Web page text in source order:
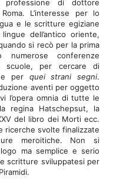
professione di dottore
L’interesse per lo
e le scritture egiziane
dell’antico oriente,
si recò per la prima
conferenze
scuole, per cercare di
per quei strani segni.
aventi per oggetto
l’opera omnia di tutte le
regina Hatschepsut, la
del libro dei Morti ecc.
ricerche svolte finalizzate
meroitiche. Non si
ma semplice e serio
scritture sviluppatesi per